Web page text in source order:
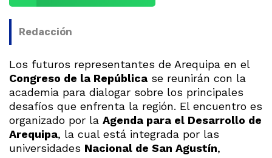
Redacción
Los futuros representantes de Arequipa en el
Congreso de la República se reunirán con la
academia para dialogar sobre los principales
desafíos que enfrenta la región. El encuentro es
organizado por la Agenda para el Desarrollo de
Arequipa, la cual está integrada por las
universidades Nacional de San Agustín,